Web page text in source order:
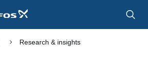
Research & insights